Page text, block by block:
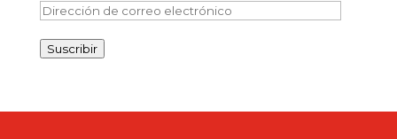
Dirección
correo
Suscribir